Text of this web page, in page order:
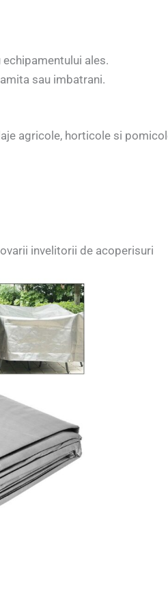
ales.
sau imbatrani.
agricole, horticole si
invelitorii de acoperisuri